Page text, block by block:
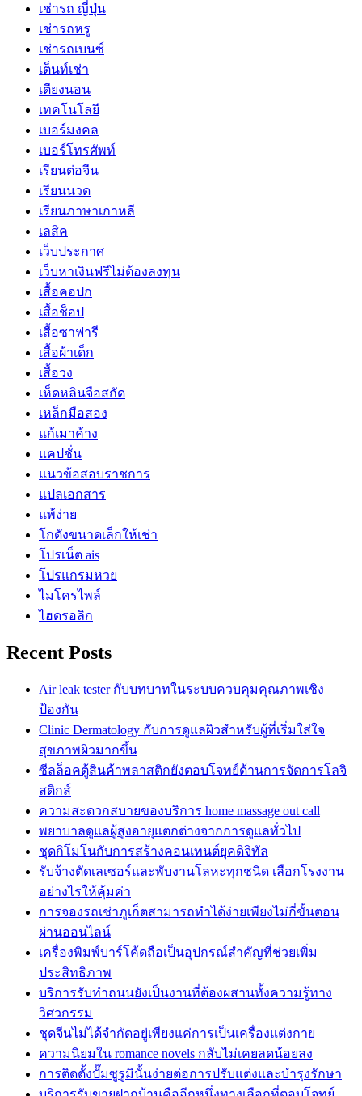
เช่ารถ ญี่ปุ่น
เช่ารถหรู
เช่ารถเบนซ์
เต็นท์เช่า
เตียงนอน
เทคโนโลยี
เบอร์มงคล
เบอร์โทรศัพท์
เรียนต่อจีน
เรียนนวด
เรียนภาษาเกาหลี
เลสิค
เว็บประกาศ
เว็บหาเงินฟรีไม่ต้องลงทุน
เสื้อคอปก
เสื้อช็อป
เสื้อซาฟารี
เสื้อผ้าเด็ก
เสื้อวง
เห็ดหลินจือสกัด
เหล็กมือสอง
แก้เมาค้าง
แคปชั่น
แนวข้อสอบราชการ
แปลเอกสาร
แพ้ง่าย
โกดังขนาดเล็กให้เช่า
โปรเน็ต ais
โปรแกรมหวย
ไมโครไพล์
ไฮดรอลิก
Recent Posts
Air leak tester กับบทบาทในระบบควบคุมคุณภาพเชิง
ป้องกัน
Clinic Dermatology กับการดูแลผิวสำหรับผู้ที่เริ่มใส่ใจ
สุขภาพผิวมากขึ้น
ซีลล็อคตู้สินค้าพลาสติกยังตอบโจทย์ด้านการจัดการโลจิ
สติกส์
ความสะดวกสบายของบริการ home massage out call
พยาบาลดูแลผู้สูงอายุแตกต่างจากการดูแลทั่วไป
ชุดกิโมโนกับการสร้างคอนเทนต์ยุคดิจิทัล
รับจ้างตัดเลเซอร์และพับงานโลหะทุกชนิด เลือกโรงงาน
อย่างไรให้คุ้มค่า
การจองรถเช่าภูเก็ตสามารถทำได้ง่ายเพียงไม่กี่ขั้นตอน
ผ่านออนไลน์
เครื่องพิมพ์บาร์โค้ดถือเป็นอุปกรณ์สำคัญที่ช่วยเพิ่ม
ประสิทธิภาพ
บริการรับทำถนนยังเป็นงานที่ต้องผสานทั้งความรู้ทาง
วิศวกรรม
ชุดจีนไม่ได้จำกัดอยู่เพียงแค่การเป็นเครื่องแต่งกาย
ความนิยมใน romance novels กลับไม่เคยลดน้อยลง
การติดตั้งปั๊มซูรูมินั้นง่ายต่อการปรับแต่งและบำรุงรักษา